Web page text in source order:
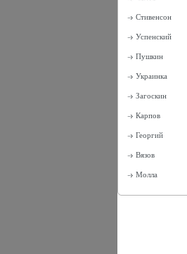
Стивенсон
Успенский
Пушкин
Украинка
Загоскин
Карпов
Георгий
Вязов
Молла